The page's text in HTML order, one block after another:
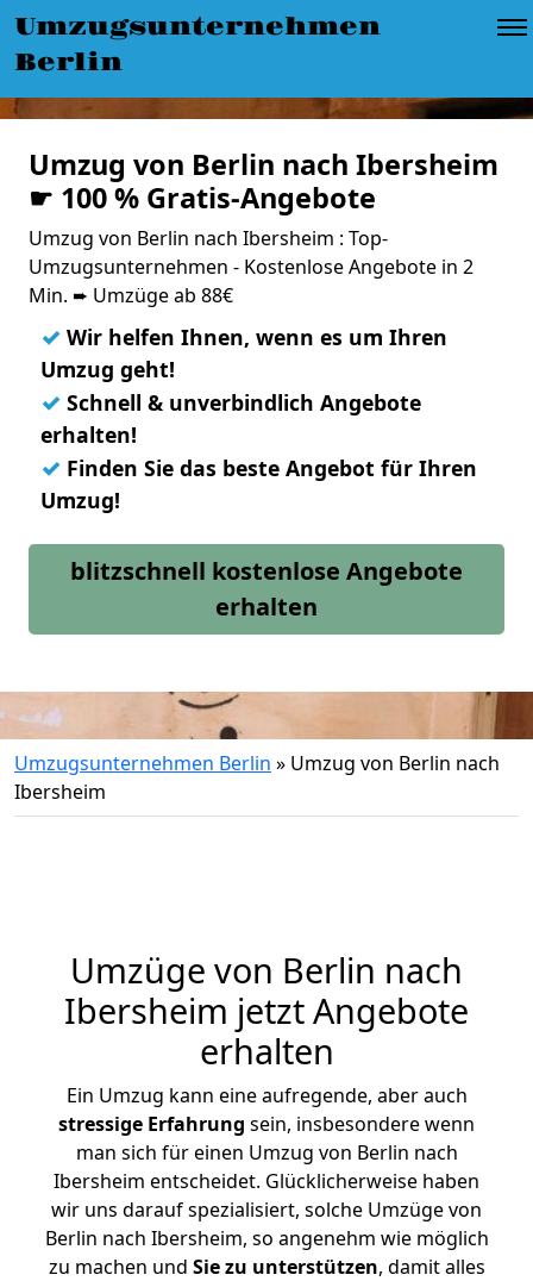
Umzugsunternehmen
Berlin
Umzug von Berlin nach Ibersheim
☛ 100 % Gratis-Angebote
Umzug von Berlin nach Ibersheim : Top-
Umzugsunternehmen - Kostenlose Angebote in 2
Min. ➨ Umzüge ab 88€
✓ Wir helfen Ihnen, wenn es um Ihren
Umzug geht!
✓ Schnell & unverbindlich Angebote
erhalten!
✓ Finden Sie das beste Angebot für Ihren
Umzug!
blitzschnell kostenlose Angebote
erhalten
Umzugsunternehmen Berlin » Umzug von Berlin nach
Ibersheim
Umzüge von Berlin nach
Ibersheim jetzt Angebote
erhalten
Ein Umzug kann eine aufregende, aber auch
stressige Erfahrung sein, insbesondere wenn
man sich für einen Umzug von Berlin nach
Ibersheim entscheidet. Glücklicherweise haben
wir uns darauf spezialisiert, solche Umzüge von
Berlin nach Ibersheim, so angenehm wie möglich
zu machen und Sie zu unterstützen, damit alles